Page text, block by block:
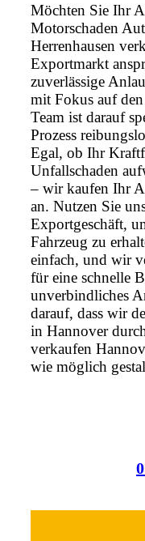
Möchten Sie Ihr
Motorschaden
Herrenhausen
Exportmarkt
zuverlässige
mit Fokus auf
Team ist darauf
Prozess
Egal, ob Ihr
Unfallschaden
– wir kaufen Ihr
an. Nutzen Sie
Exportgeschäft,
Fahrzeug zu
einfach, und wir
für eine schnelle
unverbindliches
darauf, dass wir
in Hannover
verkaufen
wie möglich